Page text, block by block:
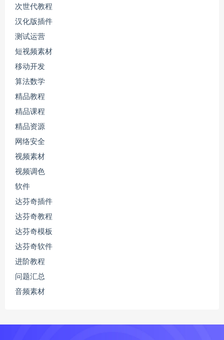
次世代教程
汉化版插件
测试运营
短视频素材
移动开发
算法数学
精品教程
精品课程
精品资源
网络安全
视频素材
视频调色
软件
达芬奇插件
达芬奇教程
达芬奇模板
达芬奇软件
进阶教程
问题汇总
音频素材